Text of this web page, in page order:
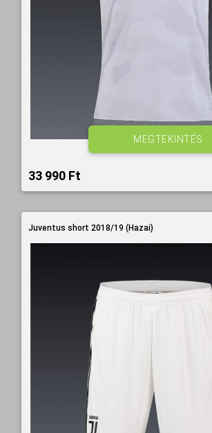
33 990 Ft‎
MEGTEKINTÉS
Juventus short 2018/19 (Hazai)